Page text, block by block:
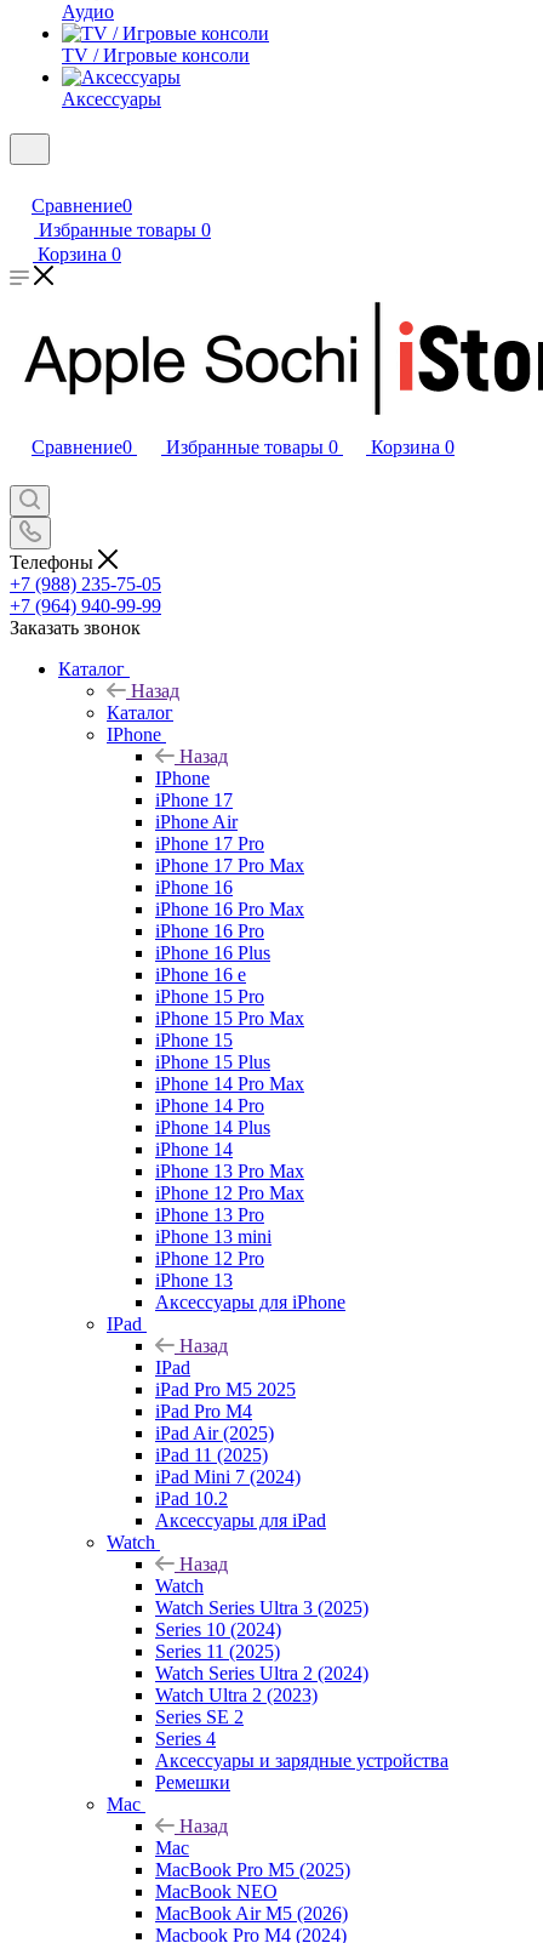
Аудио
TV / Игровые консоли
Аксессуары
Сравнение0
Избранные товары 0
Корзина 0
Сравнение0 Избранные товары 0 Корзина 0
Телефоны
+7 (988) 235-75-05
+7 (964) 940-99-99
Заказать звонок
Каталог
Назад
Каталог
IPhone
Назад
IPhone
iPhone 17
iPhone Air
iPhone 17 Pro
iPhone 17 Pro Max
iPhone 16
iPhone 16 Pro Max
iPhone 16 Pro
iPhone 16 Plus
iPhone 16 e
iPhone 15 Pro
iPhone 15 Pro Max
iPhone 15
iPhone 15 Plus
iPhone 14 Pro Max
iPhone 14 Pro
iPhone 14 Plus
iPhone 14
iPhone 13 Pro Max
iPhone 12 Pro Max
iPhone 13 Pro
iPhone 13 mini
iPhone 12 Pro
iPhone 13
Аксессуары для iPhone
IPad
Назад
IPad
iPad Pro M5 2025
iPad Pro M4
iPad Air (2025)
iPad 11 (2025)
iPad Mini 7 (2024)
iPad 10.2
Аксессуары для iPad
Watch
Назад
Watch
Watch Series Ultra 3 (2025)
Series 10 (2024)
Series 11 (2025)
Watch Series Ultra 2 (2024)
Watch Ultra 2 (2023)
Series SE 2
Series 4
Аксессуары и зарядные устройства
Ремешки
Mac
Назад
Mac
MacBook Pro M5 (2025)
MacBook NEO
MacBook Air M5 (2026)
Macbook Pro M4 (2024)